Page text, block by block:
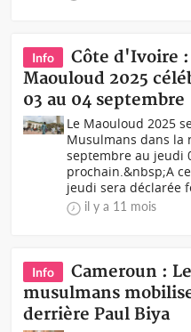
Info
Côte d'Ivoire
Maouloud 2025
03 au 04 septembre
Le Maouloud 2025
Musulmans dans la
septembre au jeudi
prochain.&nbsp;A
jeudi sera déclarée
il y a 11 mois
Info
Cameroun :
musulmans
derrière Paul Biya